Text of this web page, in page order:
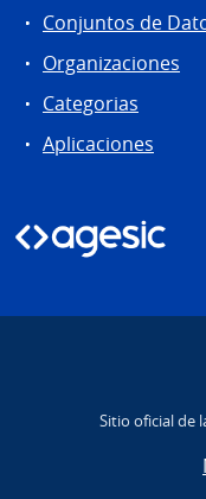
Conjuntos de
Organizaciones
Categorias
Aplicaciones
Sitio oficial de